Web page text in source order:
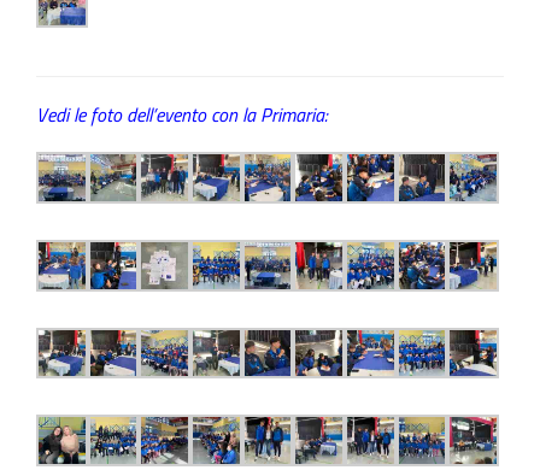
Vedi le foto dell’evento con la Primaria: